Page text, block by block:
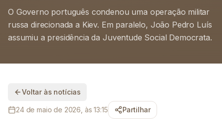
O Governo português condenou uma operação militar
russa direcionada a Kiev. Em paralelo, João Pedro Luís
assumiu a presidência da Juventude Social Democrata.
Voltar às notícias
24 de maio de 2026, às 13:15 Partilhar